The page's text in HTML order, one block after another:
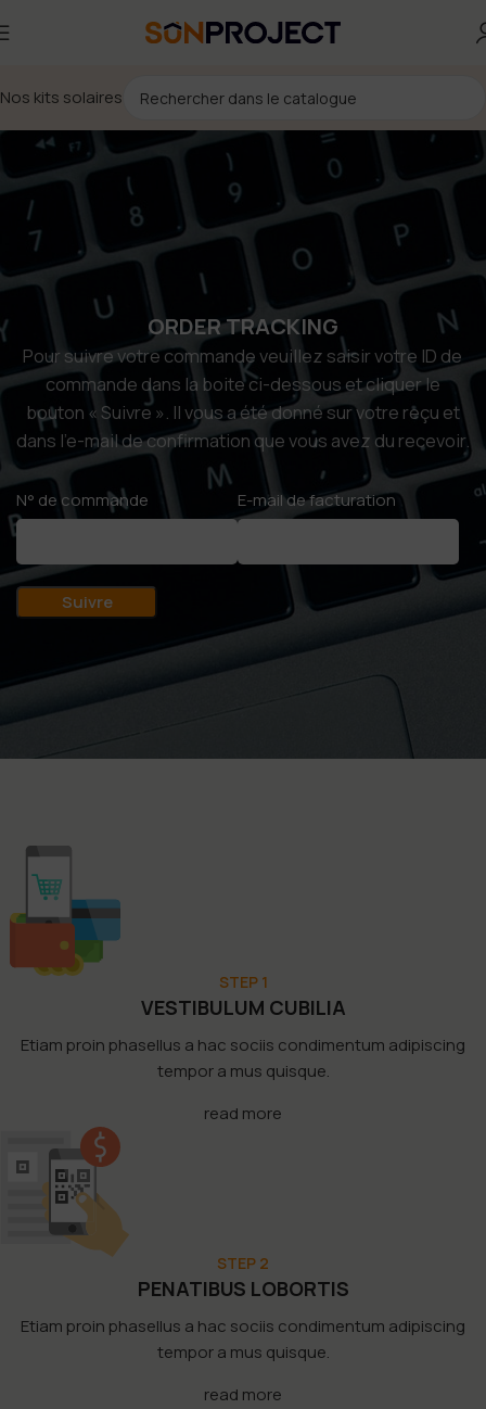
Nos kits solaires
ORDER TRACKING
Pour suivre votre commande veuillez saisir votre ID de
commande dans la boite ci-dessous et cliquer le
bouton « Suivre ». Il vous a été donné sur votre reçu et
dans l’e-mail de confirmation que vous avez du recevoir.
N° de commande E-mail de facturation
Suivre
STEP 1
VESTIBULUM CUBILIA
Etiam proin phasellus a hac sociis condimentum adipiscing
tempor a mus quisque.
read more
STEP 2
PENATIBUS LOBORTIS
Etiam proin phasellus a hac sociis condimentum adipiscing
tempor a mus quisque.
read more